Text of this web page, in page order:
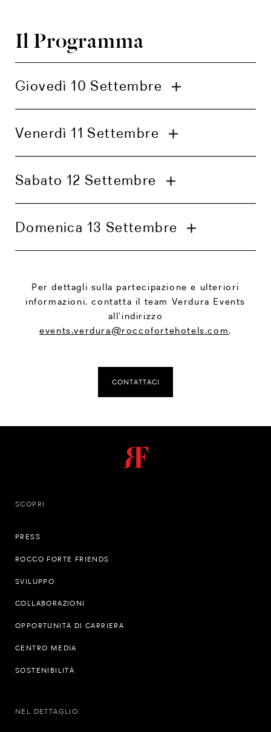
Il Programma
Giovedì 10 Settembre
Cena di benvenuto
Venerdì 11 Settembre
Sabato 12 Settembre
Shore)
Cena di gala
Cerimonia di premiazione
Domenica 13 Settembre
Partenze
Per dettagli sulla partecipazione e ulteriori
informazioni, contatta il team Verdura Events
all’indirizzo
events.verdura@roccofortehotels.com.
CONTATTACI
SCOPRI
PRESS
ROCCO FORTE FRIENDS
SVILUPPO
COLLABORAZIONI
OPPORTUNITÀ DI CARRIERA
CENTRO MEDIA
SOSTENIBILITÀ
NEL DETTAGLIO